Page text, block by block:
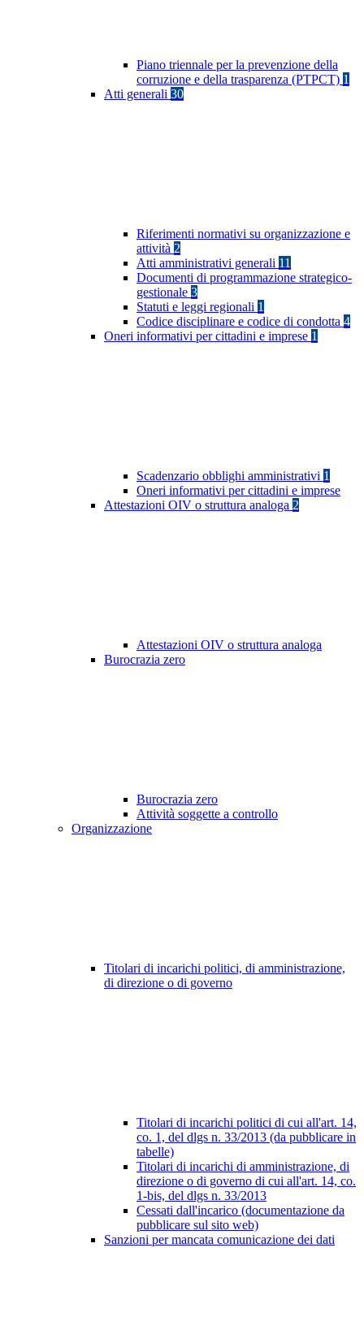
Piano triennale per la prevenzione della
corruzione e della trasparenza (PTPCT) 1
Atti generali 30
Riferimenti normativi su organizzazione e
attività 2
Atti amministrativi generali 11
Documenti di programmazione strategico-
gestionale 3
Statuti e leggi regionali 1
Codice disciplinare e codice di condotta 4
Oneri informativi per cittadini e imprese 1
Scadenzario obblighi amministrativi 1
Oneri informativi per cittadini e imprese
Attestazioni OIV o struttura analoga 2
Attestazioni OIV o struttura analoga
Burocrazia zero
Burocrazia zero
Attività soggette a controllo
Organizzazione
Titolari di incarichi politici, di amministrazione,
di direzione o di governo
Titolari di incarichi politici di cui all'art. 14,
co. 1, del dlgs n. 33/2013 (da pubblicare in
tabelle)
Titolari di incarichi di amministrazione, di
direzione o di governo di cui all'art. 14, co.
1-bis, del dlgs n. 33/2013
Cessati dall'incarico (documentazione da
pubblicare sul sito web)
Sanzioni per mancata comunicazione dei dati